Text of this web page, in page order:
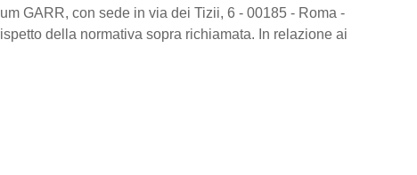
GARR, con sede in via dei Tizii, 6 - 00185 - Roma -
della normativa sopra richiamata. In relazione ai